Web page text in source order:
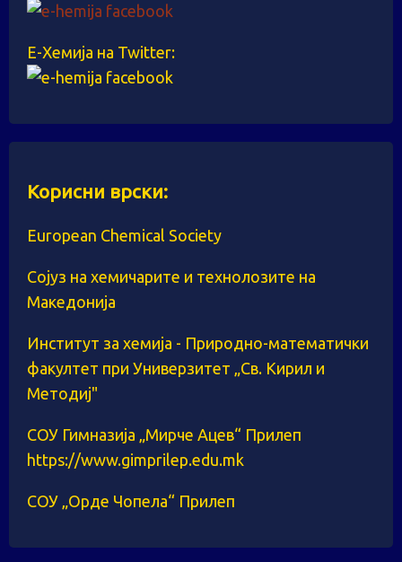
Е-Хемија на Twitter:
Корисни врски:
European Chemical Society
Сојуз на хемичарите и технолозите на
Македонија
Институт за хемија - Природно-математички
факултет при Универзитет „Св. Кирил и
Методиј"
СОУ Гимназија „Мирче Ацев“ Прилеп
https://www.gimprilep.edu.mk
СОУ „Орде Чопела“ Прилеп